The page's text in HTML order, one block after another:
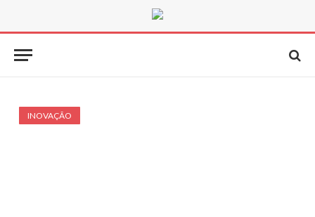
INOVAÇÃO